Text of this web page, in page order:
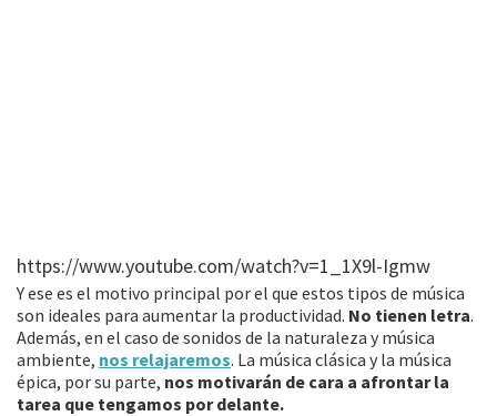
https://www.youtube.com/watch?v=1_1X9l-Igmw
Y ese es el motivo principal por el que estos tipos de música
son ideales para aumentar la productividad. No tienen letra.
Además, en el caso de sonidos de la naturaleza y música
ambiente, nos relajaremos. La música clásica y la música
épica, por su parte, nos motivarán de cara a afrontar la
tarea que tengamos por delante.